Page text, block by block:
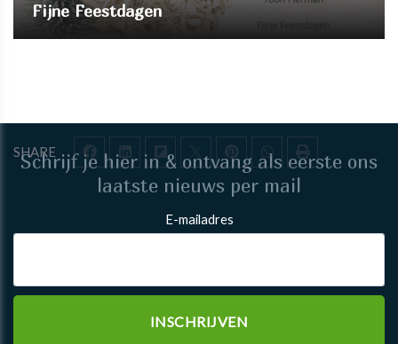
SHARE
Fijne Feestdagen
Schrijf je hier in & ontvang als eerste ons
laatste nieuws per mail
E-mailadres